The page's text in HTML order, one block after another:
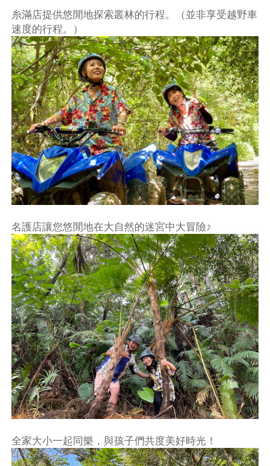
糸滿店提供悠閒地探索叢林的行程。（並非享受越野車
速度的行程。）
名護店讓您悠閒地在大自然的迷宮中大冒險♪
全家大小一起同樂，與孩子們共度美好時光！